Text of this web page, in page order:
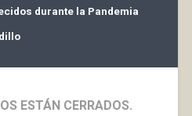
durante la Pandemia
ESTÁN CERRADOS.